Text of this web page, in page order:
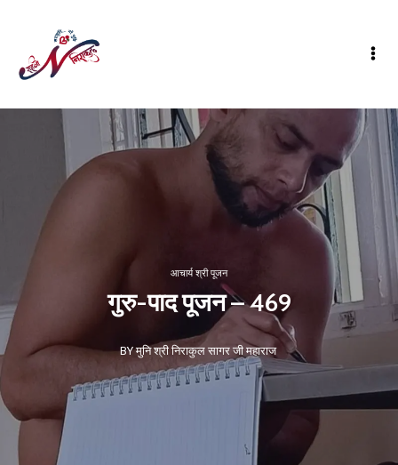
आचार्य श्री पूजन
गुरु-पाद पूजन – 469
BY मुनि श्री निराकुल सागर जी महाराज